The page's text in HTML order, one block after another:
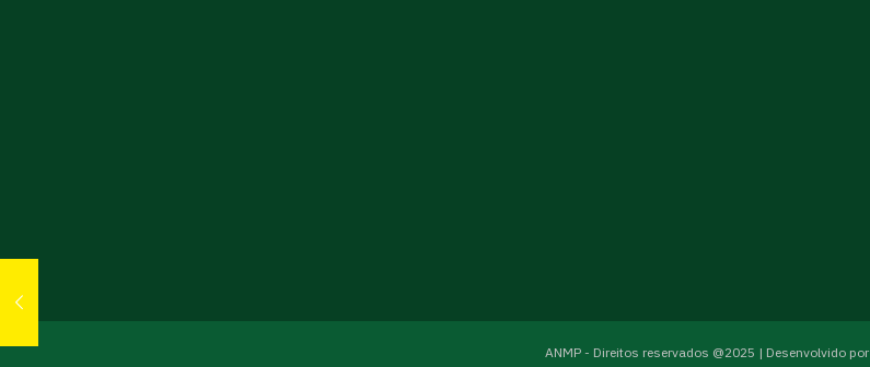
ANMP - Direitos reservados @2025 | Desenvolvido por